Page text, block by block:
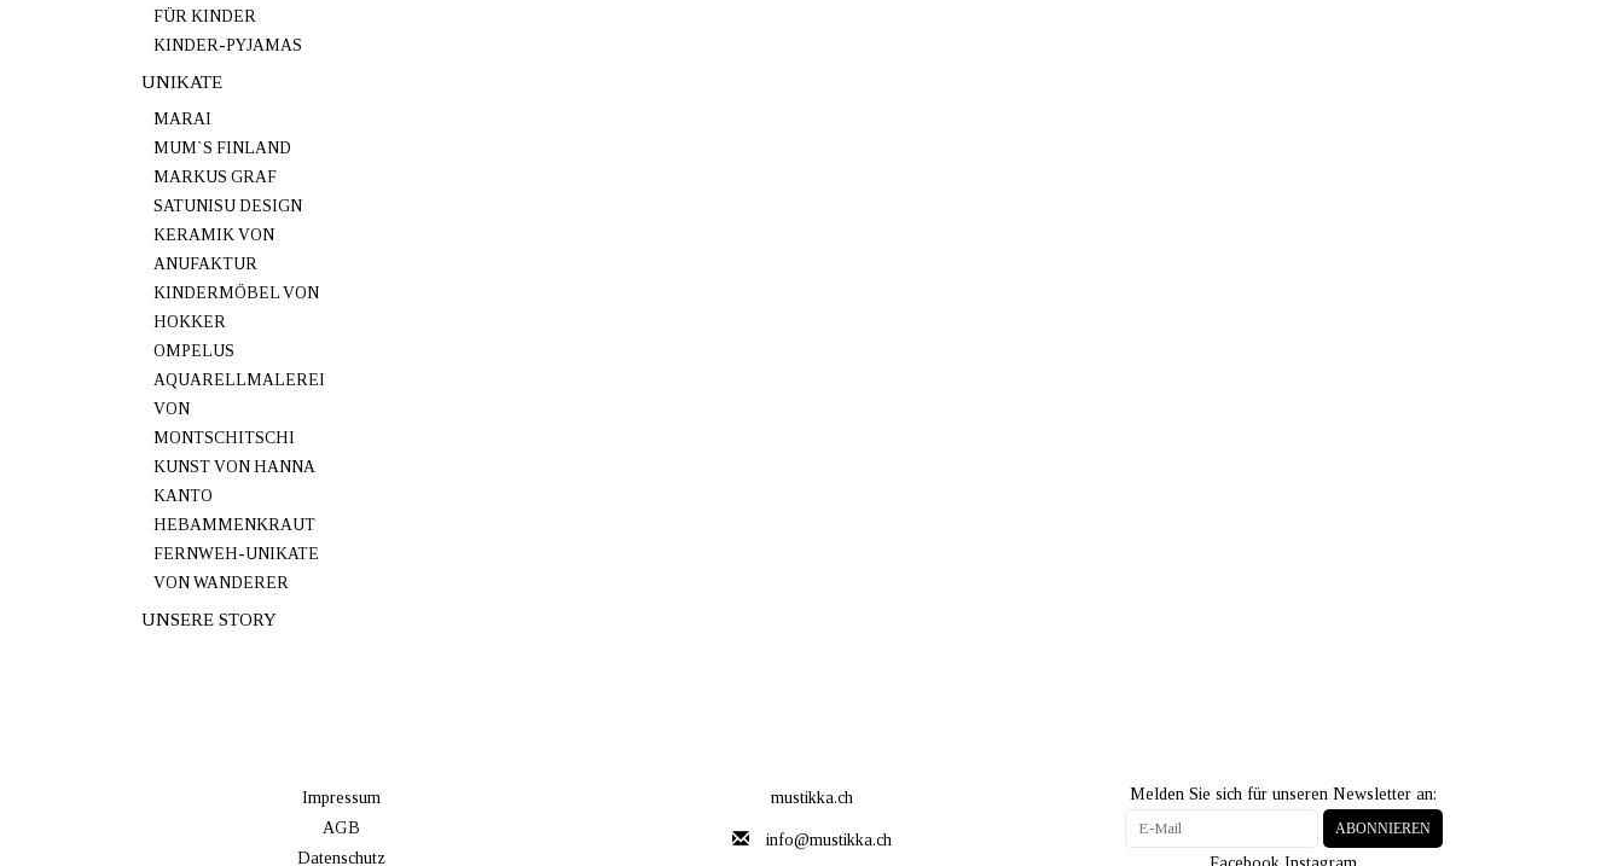
FÜR KINDER
KINDER-PYJAMAS
UNIKATE
MARAI
MUM`S FINLAND
MARKUS GRAF
SATUNISU DESIGN
KERAMIK VON
ANUFAKTUR
KINDERMÖBEL VON
HOKKER
OMPELUS
AQUARELLMALEREI
VON
MONTSCHITSCHI
KUNST VON HANNA
KANTO
HEBAMMENKRAUT
FERNWEH-UNIKATE
VON WANDERER
UNSERE STORY
Impressum
AGB
Datenschutz
mustikka.ch
info@mustikka.ch
Melden Sie sich für unseren Newsletter an:
ABONNIEREN